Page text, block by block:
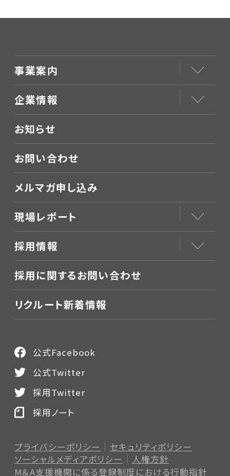
事業案内
企業情報
お知らせ
お問い合わせ
メルマガ申し込み
現場レポート
採用情報
採用に関するお問い合わせ
リクルート新着情報
プライバシーポリシー
セキュリティポリシー
ソーシャルメディアポリシー
人権方針
M＆A支援機関に係る登録制度における行動指針
公式Facebook
公式Twitter
採用Twitter
採用ノート